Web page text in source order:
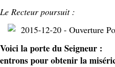
Le Recteur poursuit :
Voici la porte du Seigneur :
entrons pour obtenir la